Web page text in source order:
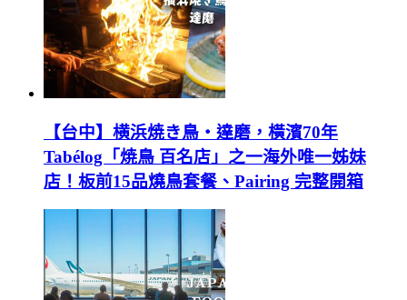
【台中】横浜焼き鳥‧達磨，橫濱70年
Tabélog「焼鳥 百名店」之一海外唯一姊妹
店！板前15品燒鳥套餐、Pairing 完整開箱